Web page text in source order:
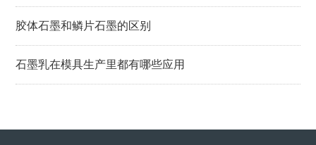
胶体石墨和鳞片石墨的区别
石墨乳在模具生产里都有哪些应用